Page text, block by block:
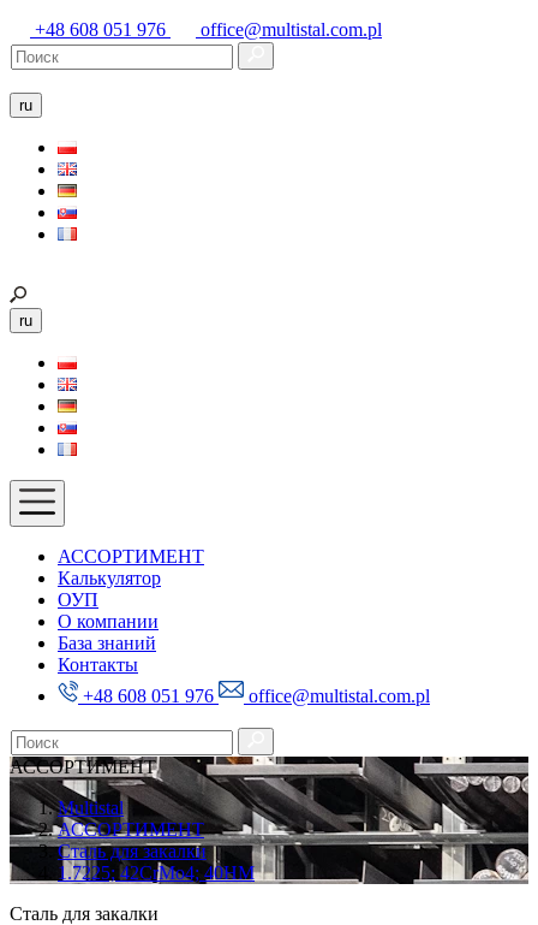
+48 608 051 976 office@multistal.com.pl
ru
ru
АССОРТИМЕНТ
Калькулятор
ОУП
О компании
База знаний
Контакты
+48 608 051 976
office@multistal.com.pl
АССОРТИМЕНТ
Multistal
АССОРТИМЕНТ
Сталь для закалки
1.7225; 42CrMo4; 40HM
Сталь для закалки